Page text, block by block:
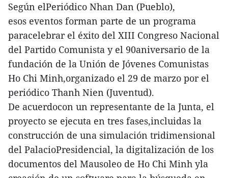
Según elPeriódico Nhan Dan (Pueblo),
esos eventos forman parte de un programa
paracelebrar el éxito del XIII Congreso Nacional
del Partido Comunista y el 90aniversario de la
fundación de la Unión de Jóvenes Comunistas
Ho Chi Minh,organizado el 29 de marzo por el
periódico Thanh Nien (Juventud).
De acuerdocon un representante de la Junta, el
proyecto se ejecuta en tres fases,incluidas la
construcción de una simulación tridimensional
del PalacioPresidencial, la digitalización de los
documentos del Mausoleo de Ho Chi Minh yla